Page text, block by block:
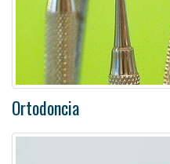
Ortodoncia